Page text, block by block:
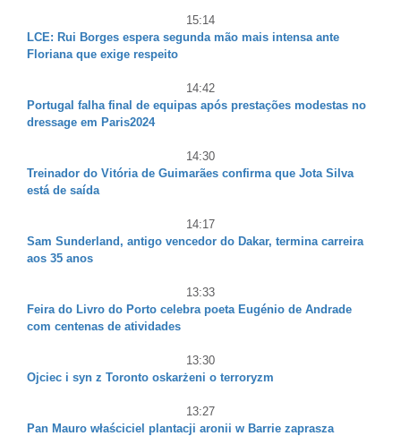
15:14
LCE: Rui Borges espera segunda mão mais intensa ante
Floriana que exige respeito
14:42
Portugal falha final de equipas após prestações modestas no
dressage em Paris2024
14:30
Treinador do Vitória de Guimarães confirma que Jota Silva
está de saída
14:17
Sam Sunderland, antigo vencedor do Dakar, termina carreira
aos 35 anos
13:33
Feira do Livro do Porto celebra poeta Eugénio de Andrade
com centenas de atividades
13:30
Ojciec i syn z Toronto oskarżeni o terroryzm
13:27
Pan Mauro właściciel plantacji aronii w Barrie zaprasza